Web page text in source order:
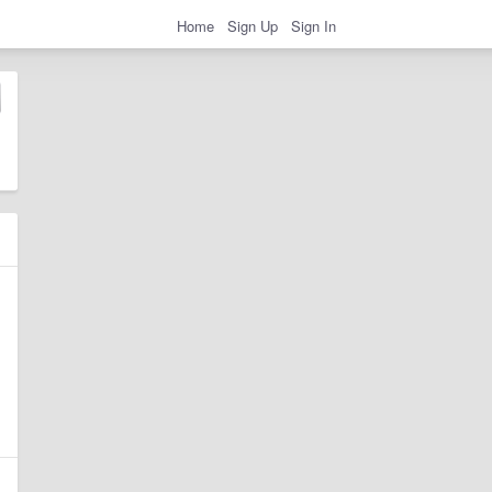
Home Sign Up Sign In